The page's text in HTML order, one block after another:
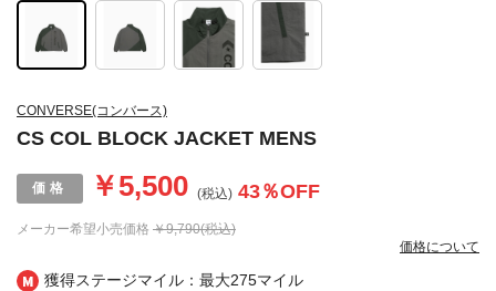
獲得ステージマイル：最大275マイル
CONVERSE(コンバース)
CS COL BLOCK JACKET MENS
メーカー希望小売価格 ￥9,790(税込)
￥5,500 (税込) 43％OFF
価格について